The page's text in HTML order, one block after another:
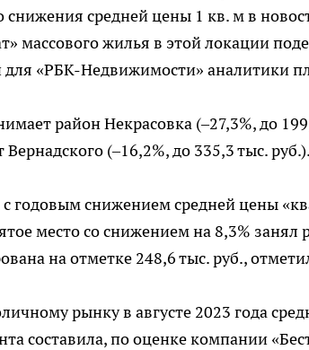
средней цены 1 кв. м в
массового жилья в этой локации
для «РБК-Недвижимости» аналитики
район Некрасовка (–27,3%, до
(–16,2%, до 335,3 тыс. руб.).
с годовым снижением средней цены
место со снижением на 8,3%
на отметке 248,6 тыс. руб.,
рынку в августе 2023 года
составила, по оценке компании